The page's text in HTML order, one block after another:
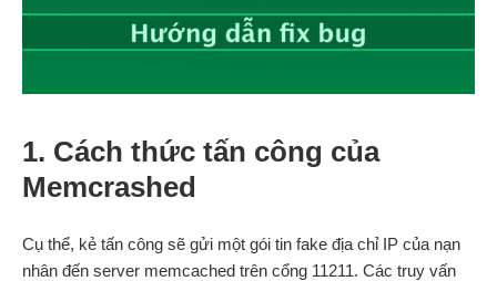
1. Cách thức tấn công của
Memcrashed
Cụ thể, kẻ tấn công sẽ gửi một gói tin fake địa chỉ IP của nạn
nhân đến server memcached trên cổng 11211. Các truy vấn